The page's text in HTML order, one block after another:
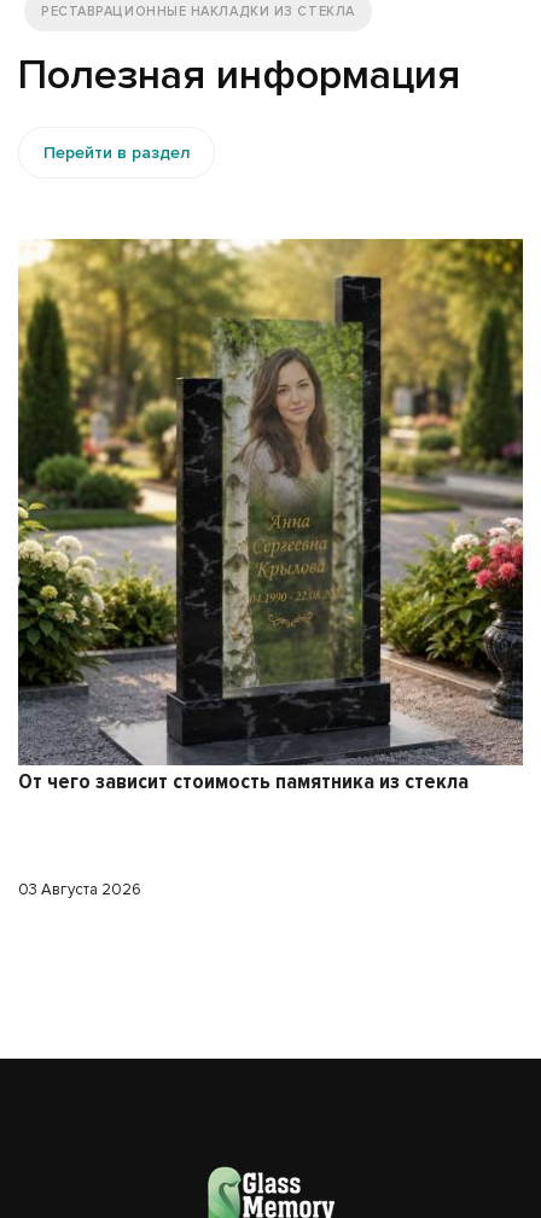
РЕСТАВРАЦИОННЫЕ НАКЛАДКИ ИЗ СТЕКЛА
Полезная информация
Перейти в раздел
Памятник из стекла или гранита
29 Июля 2026